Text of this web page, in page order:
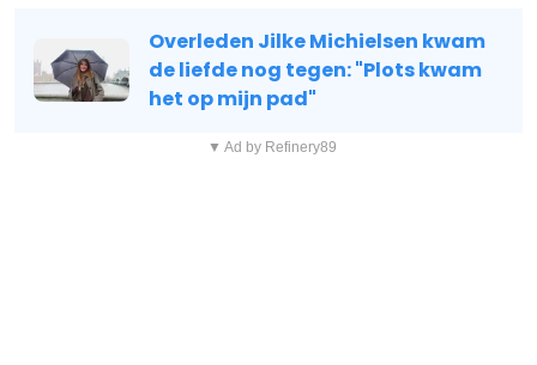
Overleden Jilke Michielsen kwam
de liefde nog tegen: "Plots kwam
het op mijn pad"
▼ Ad by Refinery89